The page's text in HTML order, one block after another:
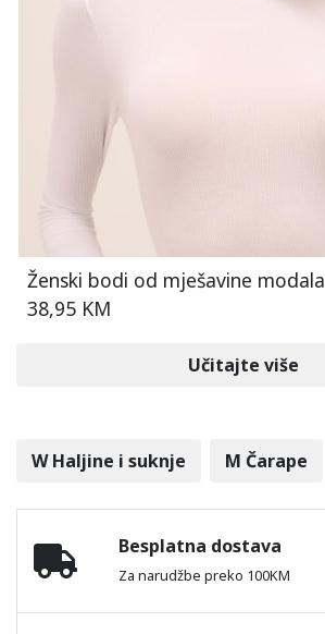
Ženski bodi od mješavine modala
38,95 KM
Učitajte više
W Haljine i suknje M Čarape
Besplatna dostava
Za narudžbe preko 100KM